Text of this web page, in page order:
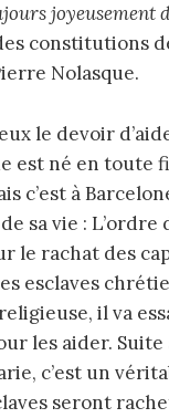
joyeusement
constitutions
Nolasque.
le devoir
est né en toute
c’est à
sa vie : L’ordre
le rachat des
esclaves
il va
les aider.
c’est un
seront